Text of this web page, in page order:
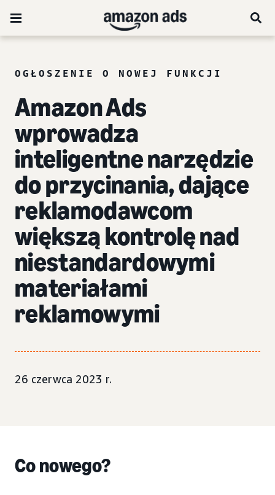
OGŁOSZENIE O NOWEJ FUNKCJI
Amazon Ads
wprowadza
inteligentne narzędzie
do przycinania, dające
reklamodawcom
większą kontrolę nad
niestandardowymi
materiałami
reklamowymi
26 czerwca 2023 r.
Co nowego?